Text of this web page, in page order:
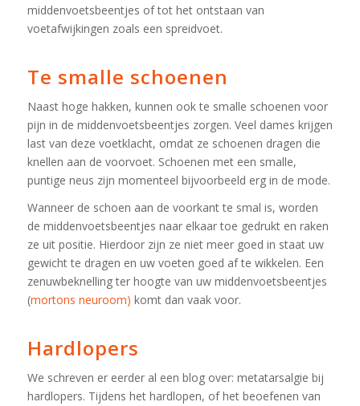
middenvoetsbeentjes of tot het ontstaan van
voetafwijkingen zoals een spreidvoet.
Te smalle schoenen
Naast hoge hakken, kunnen ook te smalle schoenen voor
pijn in de middenvoetsbeentjes zorgen. Veel dames krijgen
last van deze voetklacht, omdat ze schoenen dragen die
knellen aan de voorvoet. Schoenen met een smalle,
puntige neus zijn momenteel bijvoorbeeld erg in de mode.
Wanneer de schoen aan de voorkant te smal is, worden
de middenvoetsbeentjes naar elkaar toe gedrukt en raken
ze uit positie. Hierdoor zijn ze niet meer goed in staat uw
gewicht te dragen en uw voeten goed af te wikkelen. Een
zenuwbeknelling ter hoogte van uw middenvoetsbeentjes
(mortons neuroom) komt dan vaak voor.
Hardlopers
We schreven er eerder al een blog over: metatarsalgie bij
hardlopers. Tijdens het hardlopen, of het beoefenen van